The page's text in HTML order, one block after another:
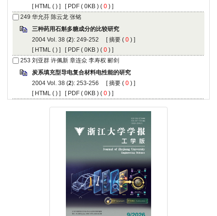
[ HTML ( ) ] [ PDF ( 0KB ) ( 0 ) ]
249 华允芬 陈云龙 张铭
三种药用石斛多糖成分的比较研究
2004 Vol. 38 (2): 249-252 [摘要 ( 0 ) ]
[ HTML ( ) ] [ PDF ( 0KB ) ( 0 ) ]
253 刘亚群 许佩新 章连众 李寿权 郦剑
炭系填充型导电复合材料电性能的研究
2004 Vol. 38 (2): 253-256 [摘要 ( 0 ) ]
[ HTML ( ) ] [ PDF ( 0KB ) ( 0 ) ]